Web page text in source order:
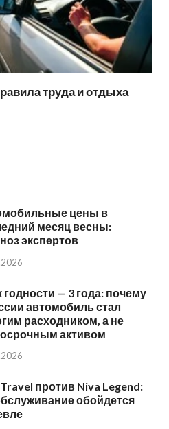
труда и отдыха
цены в
месяц весны:
экспертов
годности — 3 года: почему
автомобиль стал
расходником, а не
активом
против Niva Legend:
обойдется